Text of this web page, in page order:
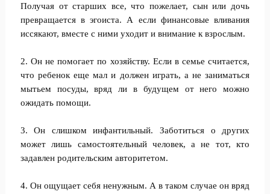
Получая от старших все, что пожелает, сын или дочь
превращается в эгоиста. А если финансовые вливания
иссякают, вместе с ними уходит и внимание к взрослым.
2. Он не помогает по хозяйству. Если в семье считается,
что ребенок еще мал и должен играть, а не заниматься
мытьем посуды, вряд ли в будущем от него можно
ожидать помощи.
3. Он слишком инфантильный. Заботиться о других
может лишь самостоятельный человек, а не тот, кто
задавлен родительским авторитетом.
4. Он ощущает себя ненужным. А в таком случае он вряд